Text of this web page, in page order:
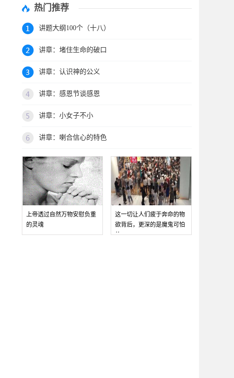
热门推荐
讲题大纲100个（十八）
讲章：堵住生命的破口
讲章：认识神的公义
讲章：感恩节谈感恩
讲章：小女子不小
讲章：喇合信心的特色
上帝透过自然万物安慰负重
的灵魂
这一切让人们疲于奔命的物
欲背后，更深的是魔鬼可怕
的